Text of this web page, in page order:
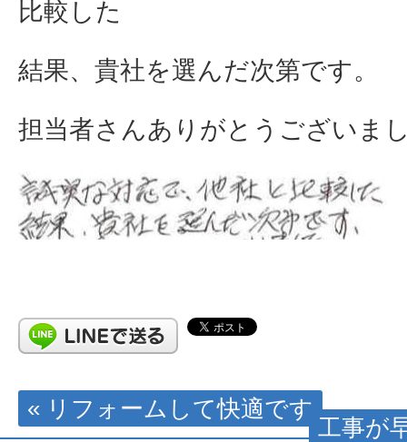
比較した
結果、貴社を選んだ次第です。
担当者さんありがとうございま
« リフォームして快適です
工事が